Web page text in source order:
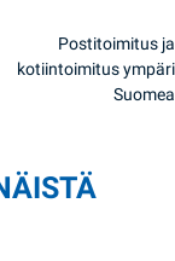
Postitoimitus ja
kotiintoimitus ympäri
Suomea